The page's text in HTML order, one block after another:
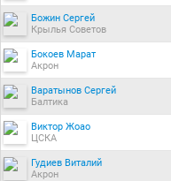
Божин Сергей
Крылья Советов
Бокоев Марат
Акрон
Варатынов Сергей
Балтика
Виктор Жоао
ЦСКА
Гудиев Виталий
Акрон